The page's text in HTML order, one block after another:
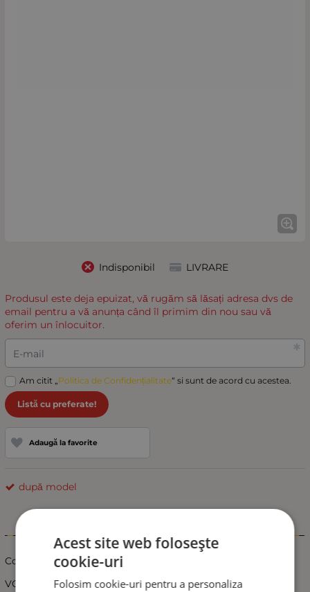
Indisponibil LIVRARE
Produsul este deja epuizat, vă rugăm să lăsați adresa dvs de
email pentru a vă anunța când îl primim din nou sau vă
oferim un înlocuitor.
E-mail
Am citit „ Politica de Confidențialitate“ si sunt de acord cu acestea.
Listă cu preferate!
Adaugă la favorite
după model
Informații
Compatibil cu:
VOLKSWAGEN Beetle (5C1/5C7) 2011 - 2016
Acest site web folosește
cookie-uri
Folosim cookie-uri pentru a personaliza